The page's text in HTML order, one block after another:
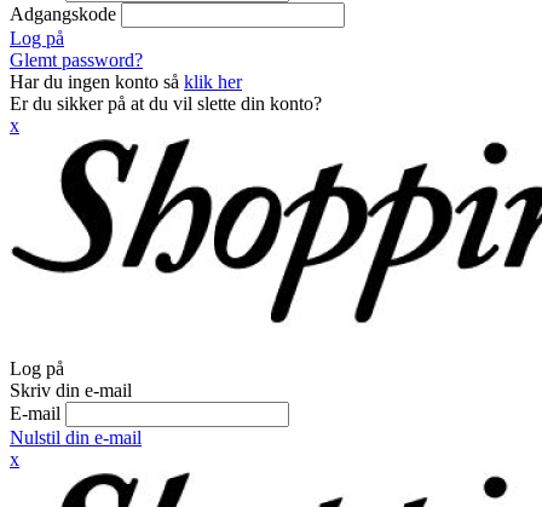
Adgangskode
Log på
Glemt password?
Har du ingen konto så klik her
Er du sikker på at du vil slette din konto?
x
Log på
Skriv din e-mail
E-mail
Nulstil din e-mail
x